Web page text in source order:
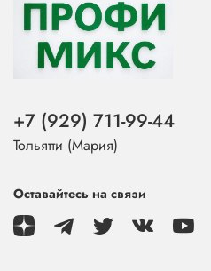
+7 (929) 711-99-44
Тольятти (Мария)
Оставайтесь на связи